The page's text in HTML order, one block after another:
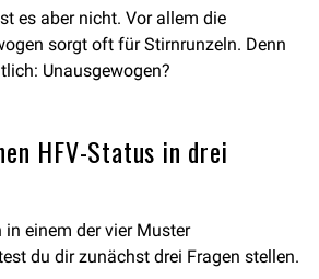
es aber nicht. Vor allem die
sorgt oft für Stirnrunzeln. Denn
Unausgewogen?
HFV-Status in drei
einem der vier Muster
du dir zunächst drei Fragen stellen.